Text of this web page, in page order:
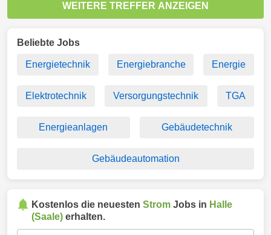
WEITERE TREFFER ANZEIGEN
Beliebte Jobs
Energietechnik Energiebranche Energie
Elektrotechnik Versorgungstechnik TGA
Energieanlagen Gebäudetechnik
Gebäudeautomation
Kostenlos die neuesten Strom Jobs in Halle
(Saale) erhalten.